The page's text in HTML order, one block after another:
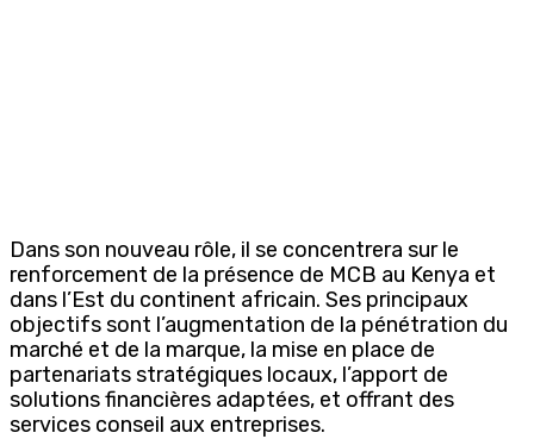
Dans son nouveau rôle, il se concentrera sur le
renforcement de la présence de MCB au Kenya et
dans l’Est du continent africain. Ses principaux
objectifs sont l’augmentation de la pénétration du
marché et de la marque, la mise en place de
partenariats stratégiques locaux, l’apport de
solutions financières adaptées, et offrant des
services conseil aux entreprises.